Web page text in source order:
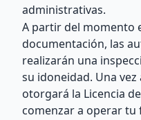
administrativas.
A partir del momento
documentación, las
realizarán una
su idoneidad. Una
otorgará la Licencia
comenzar a operar tu